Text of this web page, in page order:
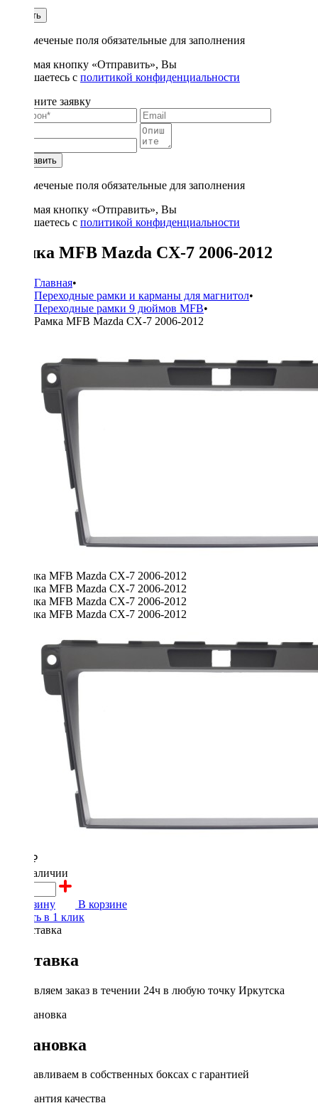
Купить
* - отмеченые поля обязательные для заполнения
Нажимая кнопку «Отправить», Вы
соглашаетесь с политикой конфиденциальности
Заполните заявку
Отправить
* - отмеченые поля обязательные для заполнения
Нажимая кнопку «Отправить», Вы
соглашаетесь с политикой конфиденциальности
Рамка MFB Mazda CX-7 2006-2012
Главная•
Переходные рамки и карманы для магнитол•
Переходные рамки 9 дюймов MFB•
Рамка MFB Mazda CX-7 2006-2012
2000 ₽
в наличии
В корзину
В корзине
Купить в 1 клик
Доставка
Доставляем заказ в течении 24ч в любую точку Иркутска
Установка
Устанавливаем в собственных боксах с гарантией